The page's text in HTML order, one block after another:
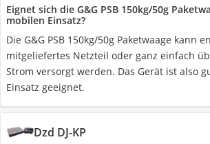
Eignet sich die G&G PSB 150kg/50g
mobilen Einsatz?
Die G&G PSB 150kg/50g Paketwaage kann
mitgeliefertes Netzteil oder ganz einfach
Strom versorgt werden. Das Gerät ist also
Einsatz geeignet.
Dzd DJ-KP